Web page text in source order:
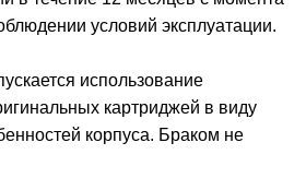
условий эксплуатации.
использование
картриджей в виду
корпуса. Браком не